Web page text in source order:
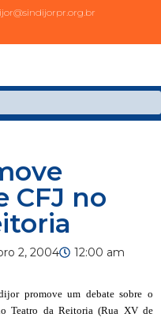
CFJ no
2, 2004 12:00 am
promove um debate sobre o
Teatro da Reitoria (Rua XV de